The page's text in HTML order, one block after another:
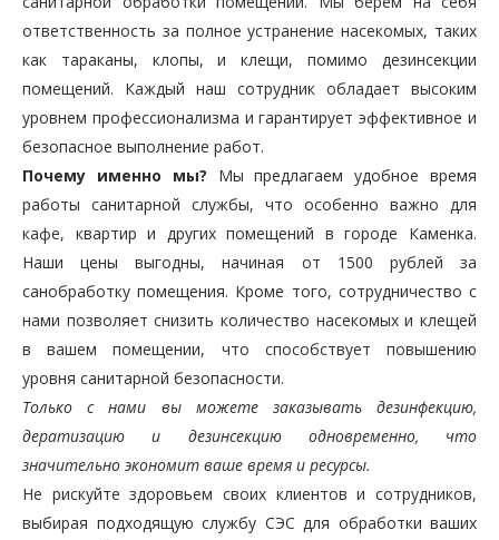
ответственность за полное устранение насекомых, таких
как тараканы, клопы, и клещи, помимо дезинсекции
помещений. Каждый наш сотрудник обладает высоким
уровнем профессионализма и гарантирует эффективное и
безопасное выполнение работ.
Почему именно мы? Мы предлагаем удобное время
работы санитарной службы, что особенно важно для
кафе, квартир и других помещений в городе Каменка.
Наши цены выгодны, начиная от 1500 рублей за
санобработку помещения. Кроме того, сотрудничество с
нами позволяет снизить количество насекомых и клещей
в вашем помещении, что способствует повышению
уровня санитарной безопасности.
Только с нами вы можете заказывать дезинфекцию,
дератизацию и дезинсекцию одновременно, что
значительно экономит ваше время и ресурсы.
Не рискуйте здоровьем своих клиентов и сотрудников,
выбирая подходящую службу СЭС для обработки ваших